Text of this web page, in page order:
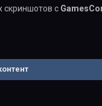
скриншотов с